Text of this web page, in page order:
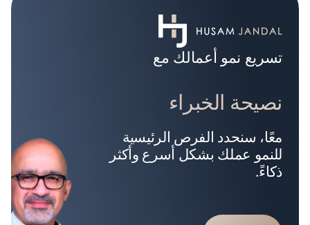
تسريع نمو أعمالك مع
نصيحة الخبراء
معًا، سنحدد الفرص الرئيسية
للنمو عملك بشكل أسرع وأكثر
ذكاءً.